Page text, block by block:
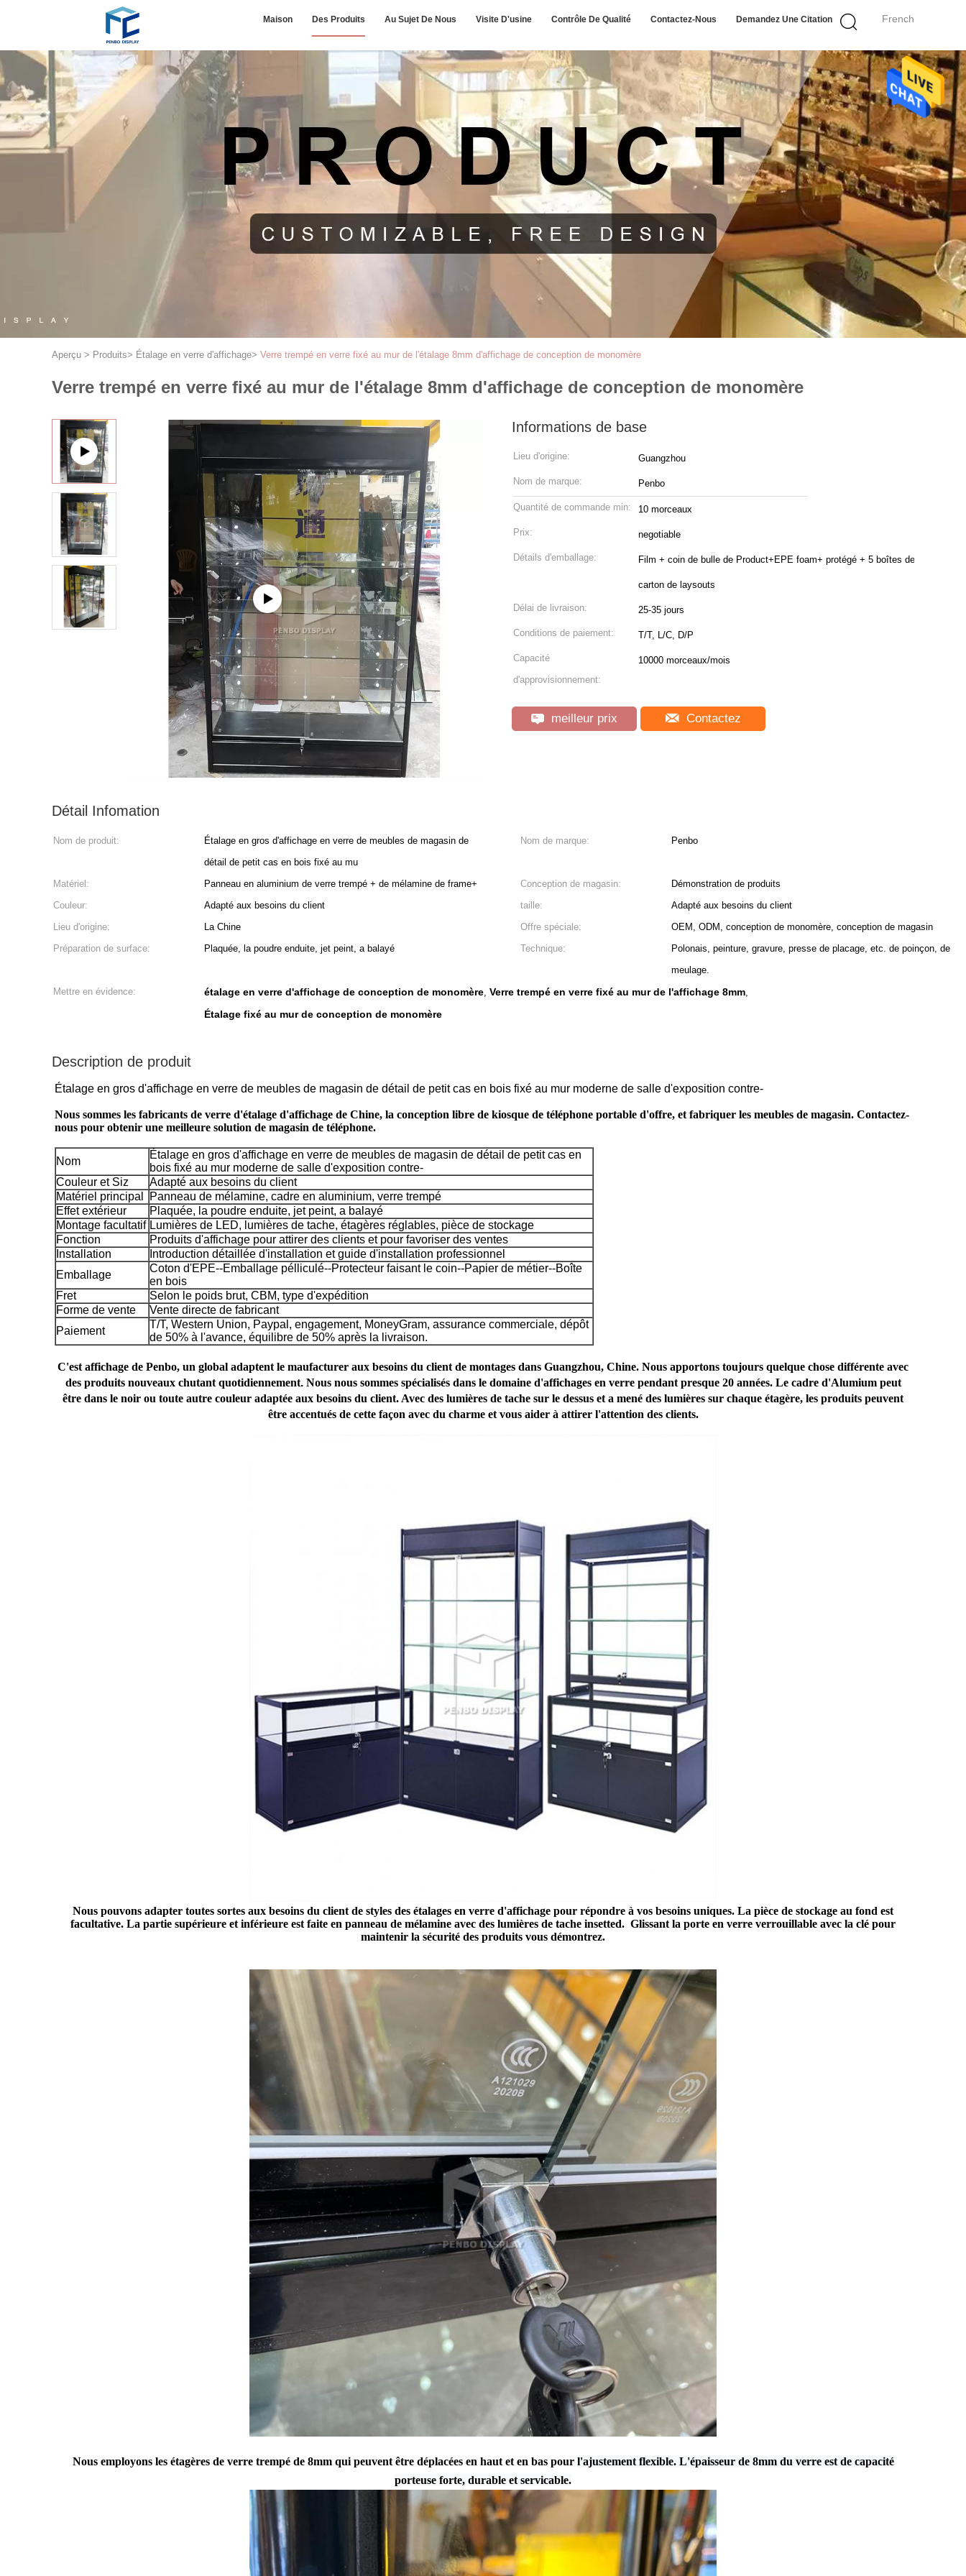
French
Maison Des Produits Au Sujet De Nous Visite D'usine Contrôle De Qualité Contactez-Nous Demandez Une Citation
Aperçu > Produits> Étalage en verre d'affichage> Verre trempé en verre fixé au mur de l'étalage 8mm d'affichage de conception de monomère
Verre trempé en verre fixé au mur de l'étalage 8mm d'affichage de conception de monomère
Informations de base
Lieu d'origine: Guangzhou
Nom de marque: Penbo
Quantité de commande min: 10 morceaux
Prix: negotiable
Détails d'emballage: Film + coin de bulle de Product+EPE foam+ protégé + 5 boîtes de
carton de laysouts
Délai de livraison: 25-35 jours
Conditions de paiement: T/T, L/C, D/P
Capacité
d'approvisionnement:
10000 morceaux/mois
meilleur prix Contactez
Détail Infomation
Nom de produit:
Étalage en gros d'affichage en verre de meubles de magasin de
détail de petit cas en bois fixé au mu
Nom de marque: Penbo
Matériel: Panneau en aluminium de verre trempé + de mélamine de frame+ Conception de magasin:
Démonstration de produits
Couleur:
Adapté aux besoins du client taille:
Adapté aux besoins du client
Lieu d'origine:
La Chine Offre spéciale:
OEM, ODM, conception de monomère, conception de magasin
Préparation de surface:
Plaquée, la poudre enduite, jet peint, a balayé Technique:
Polonais, peinture, gravure, presse de placage, etc. de poinçon, de
meulage.
Mettre en évidence:
étalage en verre d'affichage de conception de monomère, Verre trempé en verre fixé au mur de l'affichage 8mm,
Étalage fixé au mur de conception de monomère
Description de produit
Étalage en gros d'affichage en verre de meubles de magasin de détail de petit cas en bois fixé au mur moderne de salle d'exposition contre-
Nous sommes les fabricants de verre d'étalage d'affichage de Chine, la conception libre de kiosque de téléphone portable d'offre, et fabriquer les meubles de magasin. Contactez-
nous pour obtenir une meilleure solution de magasin de téléphone.
Nom
Étalage en gros d'affichage en verre de meubles de magasin de détail de petit cas en
bois fixé au mur moderne de salle d'exposition contre-
Couleur et Siz
Adapté aux besoins du client
Matériel principal
Panneau de mélamine, cadre en aluminium, verre trempé
Effet extérieur
Plaquée, la poudre enduite, jet peint, a balayé
Montage facultatif Lumières de LED, lumières de tache, étagères réglables, pièce de stockage
Fonction
Produits d'affichage pour attirer des clients et pour favoriser des ventes
Installation
Introduction détaillée d'installation et guide d'installation professionnel
Emballage
Coton d'EPE--Emballage pélliculé--Protecteur faisant le coin--Papier de métier--Boîte
en bois
Fret
Selon le poids brut, CBM, type d'expédition
Forme de vente
Vente directe de fabricant
Paiement
T/T, Western Union, Paypal, engagement, MoneyGram, assurance commerciale, dépôt
de 50% à l'avance, équilibre de 50% après la livraison.
C'est affichage de Penbo, un global adaptent le maufacturer aux besoins du client de montages dans Guangzhou, Chine. Nous apportons toujours quelque chose différente avec
des produits nouveaux chutant quotidiennement. Nous nous sommes spécialisés dans le domaine d'affichages en verre pendant presque 20 années. Le cadre d'Alumium peut
être dans le noir ou toute autre couleur adaptée aux besoins du client. Avec des lumières de tache sur le dessus et a mené des lumières sur chaque étagère, les produits peuvent
être accentués de cette façon avec du charme et vous aider à attirer l'attention des clients.
Nous pouvons adapter toutes sortes aux besoins du client de styles des étalages en verre d'affichage pour répondre à vos besoins uniques. La pièce de stockage au fond est
facultative. La partie supérieure et inférieure est faite en panneau de mélamine avec des lumières de tache insetted. Glissant la porte en verre verrouillable avec la clé pour
maintenir la sécurité des produits vous démontrez.
Nous employons les étagères de verre trempé de 8mm qui peuvent être déplacées en haut et en bas pour l'ajustement flexible. L'épaisseur de 8mm du verre est de capacité
porteuse forte, durable et servicable.